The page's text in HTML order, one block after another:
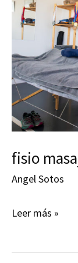
fisio
Angel Sotos
fisio
en
Leer más »